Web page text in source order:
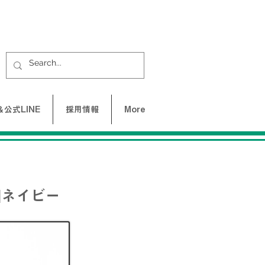
公式LINE 採用情報 More
イビー